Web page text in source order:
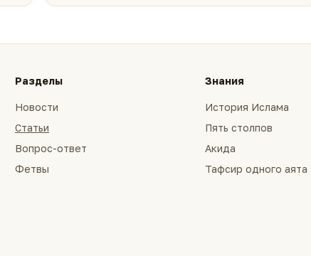
Разделы
Новости
Статьи
Вопрос-ответ
Фетвы
Знания
История Ислама
Пять столпов
Акида
Тафсир одного аята